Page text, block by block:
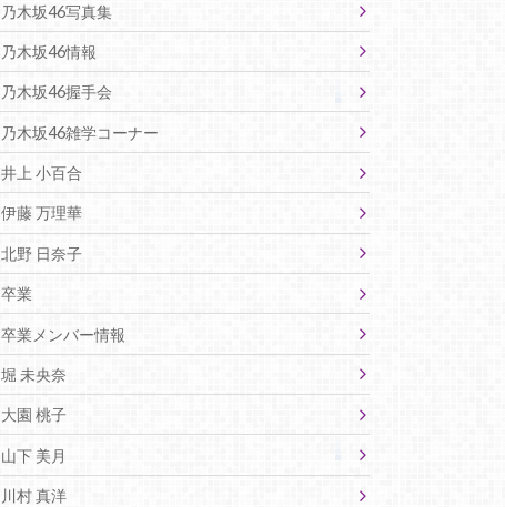
乃木坂46写真集
乃木坂46情報
乃木坂46握手会
乃木坂46雑学コーナー
井上 小百合
伊藤 万理華
北野 日奈子
卒業
卒業メンバー情報
堀 未央奈
大園 桃子
山下 美月
川村 真洋